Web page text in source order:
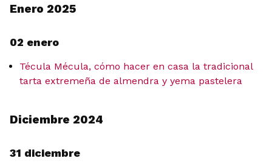
Enero 2025
02 enero
Técula Mécula, cómo hacer en casa la tradicional
tarta extremeña de almendra y yema pastelera
Diciembre 2024
31 diciembre